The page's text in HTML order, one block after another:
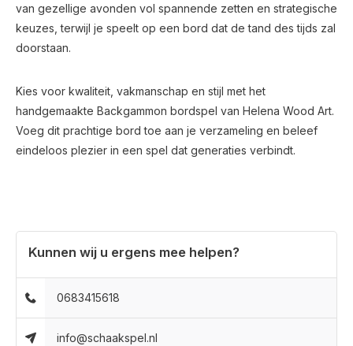
van gezellige avonden vol spannende zetten en strategische
keuzes, terwijl je speelt op een bord dat de tand des tijds zal
doorstaan.
Kies voor kwaliteit, vakmanschap en stijl met het
handgemaakte Backgammon bordspel van Helena Wood Art.
Voeg dit prachtige bord toe aan je verzameling en beleef
eindeloos plezier in een spel dat generaties verbindt.
Kunnen wij u ergens mee helpen?
0683415618
info@schaakspel.nl